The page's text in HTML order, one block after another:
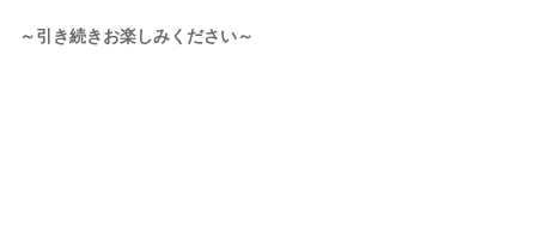
～引き続きお楽しみください～